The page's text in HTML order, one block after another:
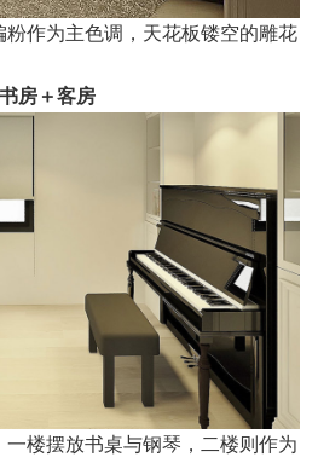
作为主色调，天花板镂空的雕花
书房＋客房
楼摆放书桌与钢琴，二楼则作为